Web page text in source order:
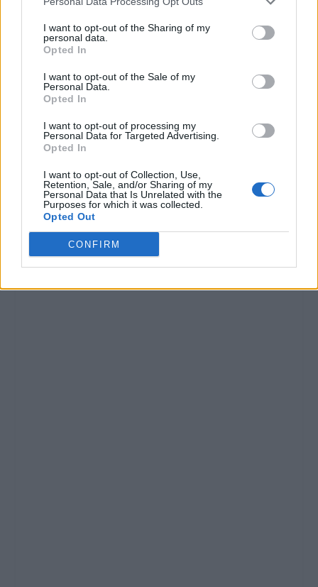
I want to opt-out of the Sharing of my
personal data.
Opted In
I want to opt-out of the Sale of my
Personal Data.
Opted In
I want to opt-out of processing my
Personal Data for Targeted Advertising.
Opted In
I want to opt-out of Collection, Use,
Retention, Sale, and/or Sharing of my
Personal Data that Is Unrelated with the
Purposes for which it was collected.
Opted Out
CONFIRM